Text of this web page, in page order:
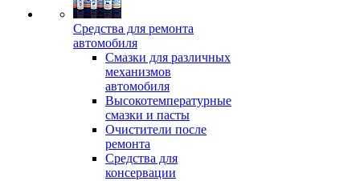
Средства для ремонта
автомобиля
Смазки для различных
механизмов
автомобиля
Высокотемпературные
смазки и пасты
Очистители после
ремонта
Средства для
консервации